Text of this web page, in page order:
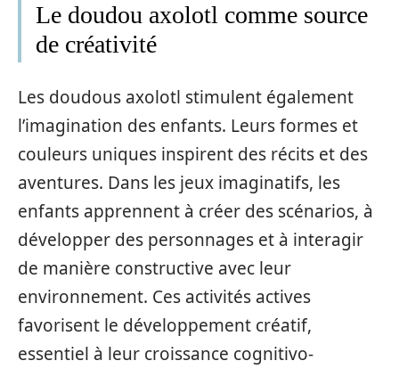
Le doudou axolotl comme source
de créativité
Les doudous axolotl stimulent également
l’imagination des enfants. Leurs formes et
couleurs uniques inspirent des récits et des
aventures. Dans les jeux imaginatifs, les
enfants apprennent à créer des scénarios, à
développer des personnages et à interagir
de manière constructive avec leur
environnement. Ces activités actives
favorisent le développement créatif,
essentiel à leur croissance cognitivo-